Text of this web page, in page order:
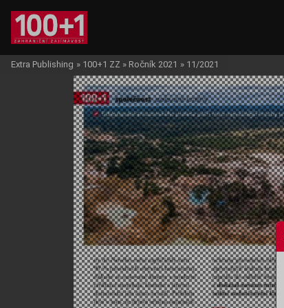
Extra Publishing » 100+1 ZZ » Ročník 2021 » 11/2021